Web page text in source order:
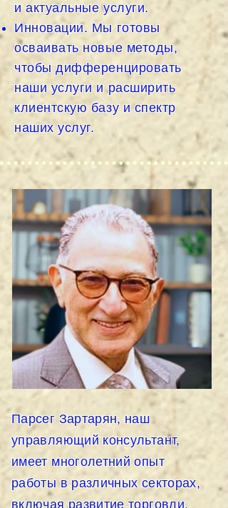
и актуальные услуги.
Инновации. Мы готовы
осваивать новые методы,
чтобы дифференцировать
наши услуги и расширить
клиентскую базу и спектр
наших услуг.
Парсег Зартарян, наш
управляющий консультант,
имеет многолетний опыт
работы в различных секторах,
включая развитие торговли,